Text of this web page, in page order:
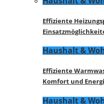
Effiziente
Haushalt &
Effiziente
Komfort und
Haushalt &